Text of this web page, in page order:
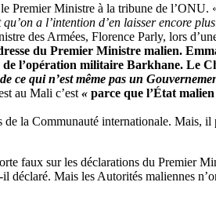
Premier Ministre à la tribune de l’ONU.
a l’intention d’en laisser encore
des Armées, Florence Parly, lors
du Premier Ministre malien.
l’opération militaire Barkhane. Le
ce qui n’est même pas un
au Mali c’est « parce que l’État
la Communauté internationale. Mais,
faux sur les déclarations du Premier
Mais les Autorités maliennes